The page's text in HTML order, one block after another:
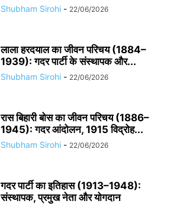
Shubham Sirohi - 22/06/2026
लाला हरदयाल का जीवन परिचय (1884–
1939): गदर पार्टी के संस्थापक और...
Shubham Sirohi - 22/06/2026
रास बिहारी बोस का जीवन परिचय (1886–
1945): गदर आंदोलन, 1915 विद्रोह...
Shubham Sirohi - 22/06/2026
गदर पार्टी का इतिहास (1913–1948):
संस्थापक, प्रमुख नेता और योगदान